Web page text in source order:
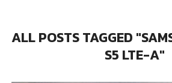
ALL POSTS TAGGED
S5 LTE-A"